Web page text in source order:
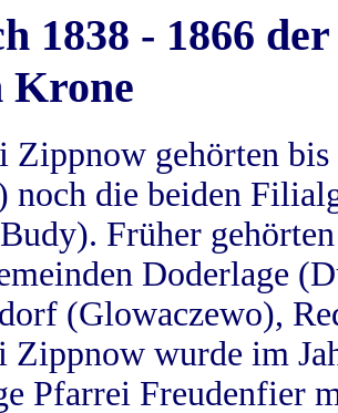
1838 - 1866
Krone
Zippnow gehörten
noch die beiden
Früher
Doderlage
(Glowaczewo),
Zippnow wurde im
Pfarrei Freudenfier